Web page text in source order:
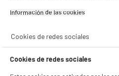
Información de las cookies‎
Cookies de redes sociales
Cookies de redes sociales